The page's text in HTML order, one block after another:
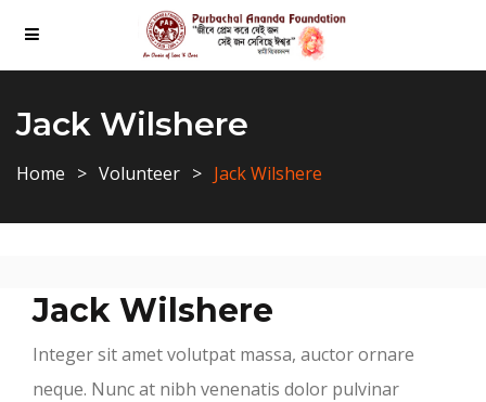
Jack Wilshere
Home Volunteer Jack Wilshere
Jack Wilshere
Integer sit amet volutpat massa, auctor ornare
neque. Nunc at nibh venenatis dolor pulvinar